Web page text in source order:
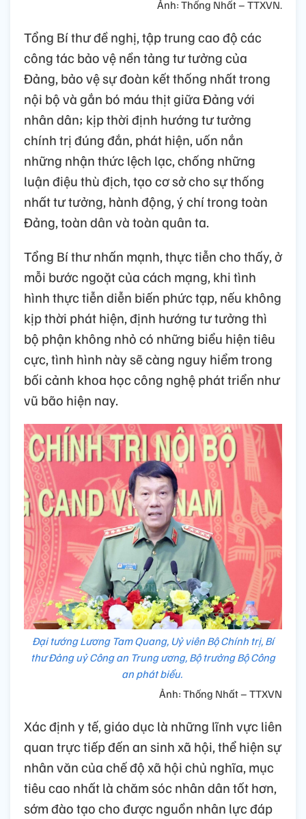
Ảnh: Thống Nhất – TTXVN.
Tổng Bí thư đề nghị, tập trung cao độ các
công tác bảo vệ nền tảng tư tưởng của
Đảng, bảo vệ sự đoàn kết thống nhất trong
nội bộ và gắn bó máu thịt giữa Đảng với
nhân dân; kịp thời định hướng tư tưởng
chính trị đúng đắn, phát hiện, uốn nắn
những nhận thức lệch lạc, chống những
luận điệu thù địch, tạo cơ sở cho sự thống
nhất tư tưởng, hành động, ý chí trong toàn
Đảng, toàn dân và toàn quân ta.
Tổng Bí thư nhấn mạnh, thực tiễn cho thấy, ở
mỗi bước ngoặt của cách mạng, khi tình
hình thực tiễn diễn biến phức tạp, nếu không
kịp thời phát hiện, định hướng tư tưởng thì
bộ phận không nhỏ có những biểu hiện tiêu
cực, tình hình này sẽ càng nguy hiểm trong
bối cảnh khoa học công nghệ phát triển như
vũ bão hiện nay.
Đại tướng Lương Tam Quang, Uỷ viên Bộ Chính trị, Bí
thư Đảng uỷ Công an Trung ương, Bộ trưởng Bộ Công
an phát biểu.
Ảnh: Thống Nhất – TTXVN
Xác định y tế, giáo dục là những lĩnh vực liên
quan trực tiếp đến an sinh xã hội, thể hiện sự
nhân văn của chế độ xã hội chủ nghĩa, mục
tiêu cao nhất là chăm sóc nhân dân tốt hơn,
sớm đào tạo cho được nguồn nhân lực đáp